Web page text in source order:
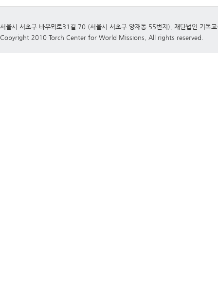
서울시 서초구 바우뫼로31길 70 (서울시 서초구 양재동 55번지), 재단법인
Copyright 2010 Torch Center for World Missions, All rights reserved.